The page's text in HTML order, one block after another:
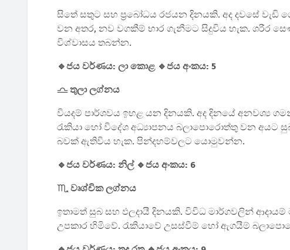
සිතේ සතුට සහ ප්‍රබෝධය රජයන දිනයකි. අද දවසේ
වන අතර, නව වගකීම් භාර ගැනීමට සිදුවිය හැක. ශරීර
විශ්වාසය තබන්න.
🔹ජය වර්ණය: ලා කොළ 🔹ජය අංකය: 5
♎ තුලා ලග්නය
වියදම් පාර්ශවය ඉහළ යන දිනයකි. අද දිනයේ අනවශ්‍ය
රැකියා හෝ විදේශ අධ්‍යාපනය බලාපොරොත්තු වන අයට
බවක් ඇතිවිය හැක. පින්දහම්වලට යොමුවන්න.
🔹ජය වර්ණය: නිල් 🔹ජය අංකය: 6
♏ වෘශ්චික ලග්නය
ඉතාමත් සුබ සහ ඵලදායී දිනයකි. විවිධ මාර්ගවලින්
උපකාර හිමිවේ. රැකියාවේ උසස්වීම් හෝ ඇගයීම්